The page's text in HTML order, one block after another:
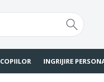
INGRIJIRE